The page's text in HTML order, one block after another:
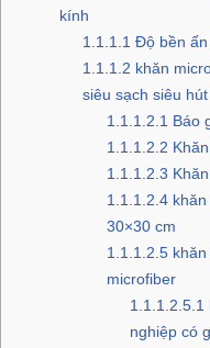
kính
1.1.1.1 Độ bền
1.1.1.2 khăn
siêu sạch siêu
1.1.1.2.1 Báo
1.1.1.2.2
1.1.1.2.3
1.1.1.2.4khăn
30×30 cm
1.1.1.2.5khăn
microfiber
1.1.1.2.5.1
nghiệp có